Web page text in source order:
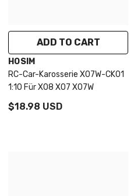
ADD TO CART
VENDOR:
HOSIM
RC-Car-Karosserie X07W-CK01
1:10 Für X08 X07 X07W
$18.98 USD